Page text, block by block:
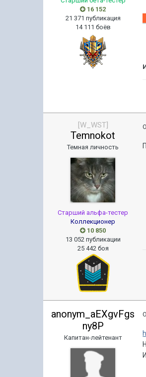
16 152
21 371 публикация
14 111 боёв
[W_WST]
Temnokot
Темная личность
Старший альфа-тестер
Коллекционер
10 850
13 052 публикации
25 442 боя
anonym_aEXgvFgs
ny8P
Капитан-лейтенант